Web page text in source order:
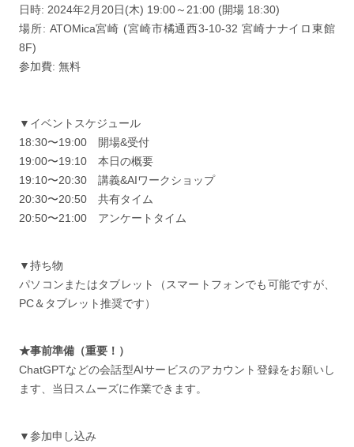
日時: 2024年2月20日(木) 19:00～21:00 (開場 18:30)
場所: ATOMica宮崎 (宮崎市橘通西3-10-32 宮崎ナナイロ東館
8F)
参加費: 無料
▼イベントスケジュール
18:30〜19:00 開場&受付
19:00〜19:10 本日の概要
19:10〜20:30 講義&AIワークショップ
20:30〜20:50 共有タイム
20:50〜21:00 アンケートタイム
▼持ち物
パソコンまたはタブレット（スマートフォンでも可能ですが、
PC＆タブレット推奨です）
★事前準備（重要！）
ChatGPTなどの会話型AIサービスのアカウント登録をお願いし
ます、当日スムーズに作業できます。
▼参加申し込み